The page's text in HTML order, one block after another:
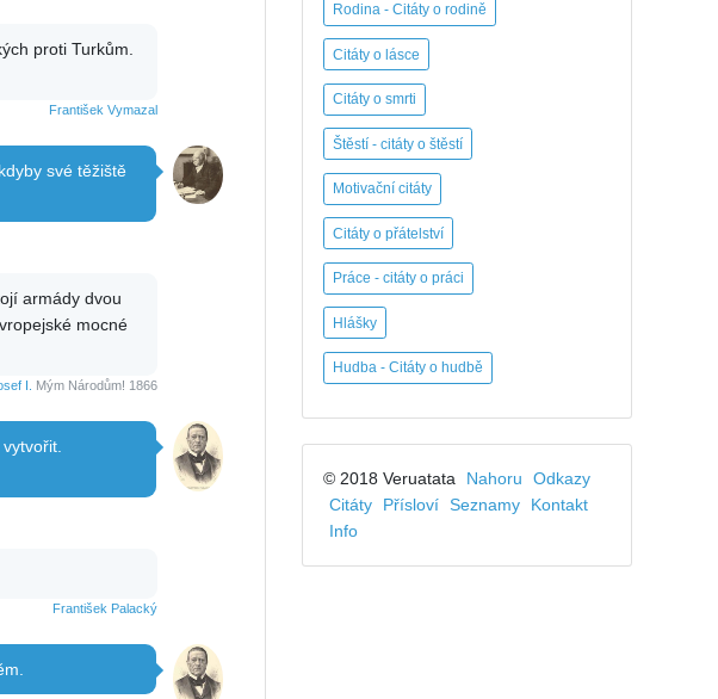
proti Turkům.
František Vymazal
své těžiště
armády dvou
mocné
I. Mým Národům! 1866
František Palacký
Rodina - Citáty o rodině
Citáty o lásce
Citáty o smrti
Štěstí - citáty o štěstí
Motivační citáty
Citáty o přátelství
Práce - citáty o práci
Hlášky
Hudba - Citáty o hudbě
© 2018 Veruatata Nahoru
Odkazy
Citáty
Přísloví Seznamy
Kontakt
Info